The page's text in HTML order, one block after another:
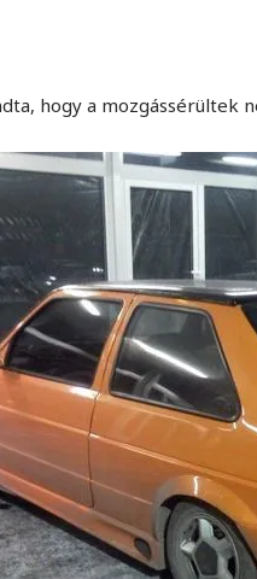
hogy a mozgássérültek